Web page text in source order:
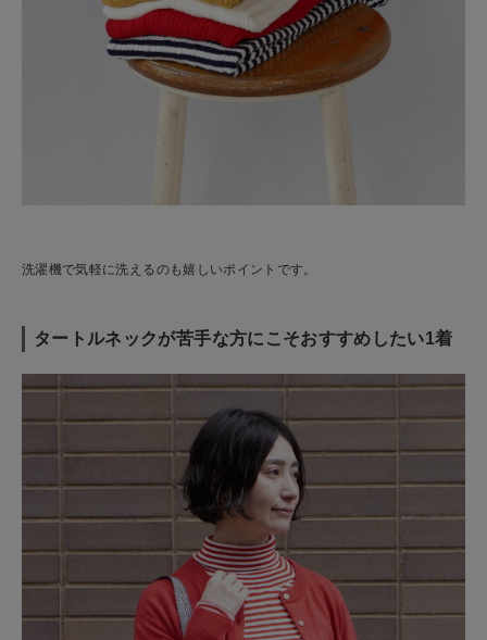
洗濯機で気軽に洗えるのも嬉しいポイントです。
タートルネックが苦手な方にこそおすすめしたい1着